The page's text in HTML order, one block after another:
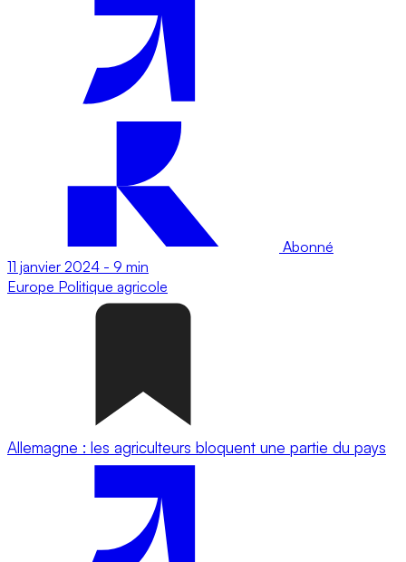
Abonné
11 janvier 2024 - 9 min
Europe Politique agricole
Allemagne : les agriculteurs bloquent une partie du pays